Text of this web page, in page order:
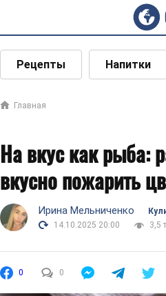
Рецепты Напитки
Главная
На вкус как рыба:
вкусно пожарить
Ирина Мельниченко
14.10.2025 20:00
3,5
0 0